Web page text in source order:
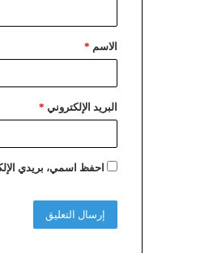
الاسم *
البريد الإلكتروني *
احفظ اسمي، بريدي